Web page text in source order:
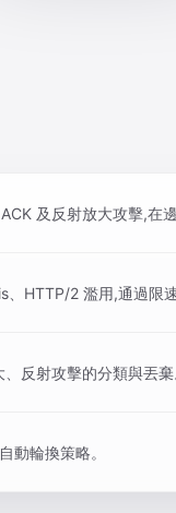
及反射放大攻擊,在邊
、HTTP/2 濫用,通過限
反射攻擊的分類與丟棄
動輪換策略。